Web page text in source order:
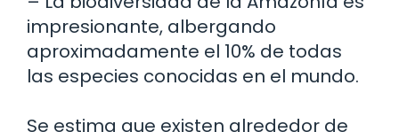
impresionante, albergando
aproximadamente el 10% de todas
las especies conocidas en el mundo.
Se estima que existen alrededor de